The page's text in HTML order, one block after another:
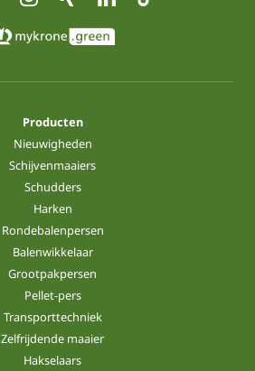
Producten
Nieuwigheden
Schijvenmaaiers
Schudders
Harken
Rondebalenpersen
Balenwikkelaar
Grootpakpersen
Pellet-pers
Transporttechniek
Zelfrijdende maaier
Hakselaars